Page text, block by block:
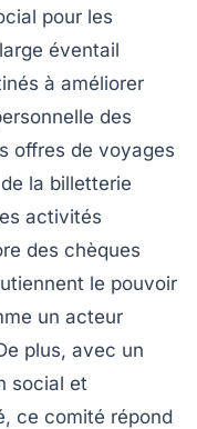
pour les
éventail
à améliorer
des
offres de voyages
la billetterie
activités
des chèques
le pouvoir
un acteur
plus, avec un
social et
ce comité répond